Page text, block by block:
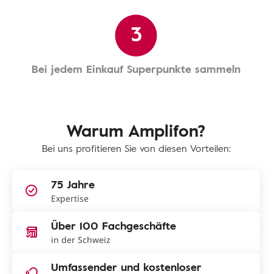
3
Bei jedem Einkauf Superpunkte sammeln
Warum Amplifon?
Bei uns profitieren Sie von diesen Vorteilen:
75 Jahre
Expertise
Über 100 Fachgeschäfte
in der Schweiz
Umfassender und kostenloser